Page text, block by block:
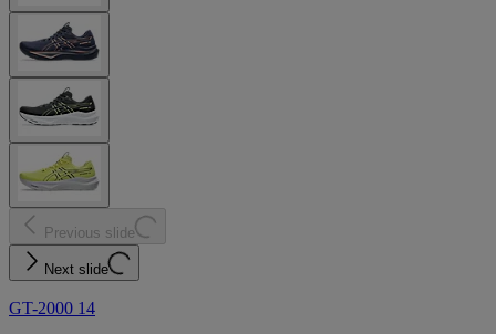
Previous slide
Next slide
GT-2000 14